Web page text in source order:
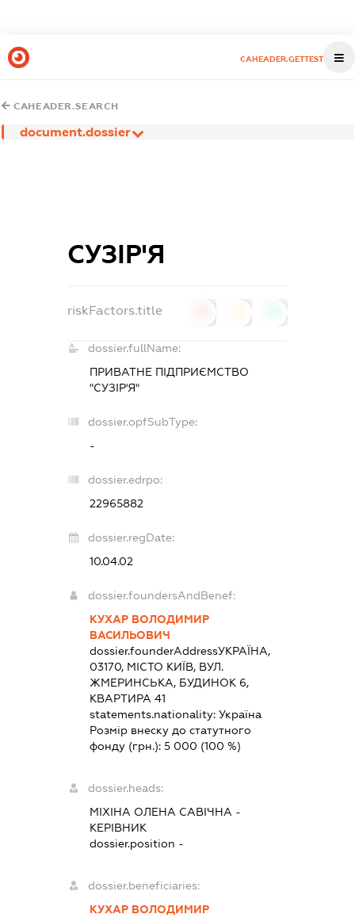
CAHEADER.GETTEST
CAHEADER.SEARCH
document.dossier
СУЗІР'Я
riskFactors.title
dossier.fullName:
ПРИВАТНЕ ПІДПРИЄМСТВО
"СУЗІР'Я"
dossier.opfSubType:
-
dossier.edrpo:
22965882
dossier.regDate:
10.04.02
dossier.foundersAndBenef:
КУХАР ВОЛОДИМИР
ВАСИЛЬОВИЧ
dossier.founderAddressУКРАЇНА,
03170, МІСТО КИЇВ, ВУЛ.
ЖМЕРИНСЬКА, БУДИНОК 6,
КВАРТИРА 41
statements.nationality:Україна
Розмір внеску до статутного
фонду (грн.):5 000 (100 %)
dossier.heads:
МІХІНА ОЛЕНА САВІЧНА -
КЕРІВНИК
dossier.position -
dossier.beneficiaries:
КУХАР ВОЛОДИМИР